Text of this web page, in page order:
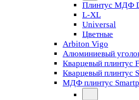
Плинтус МДФ
L-XL
Universal
Цветные
Arbiton Vigo
Алюминиевый
Кварцевый плинтус
Кварцевый плинтус
МДФ плинтус